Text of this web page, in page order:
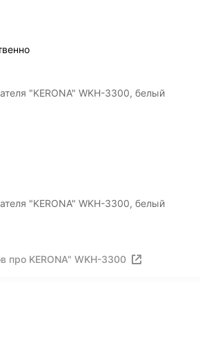
"KERONA" WKH-3300, белый
"KERONA" WKH-3300, белый
про KERONA" WKH-3300